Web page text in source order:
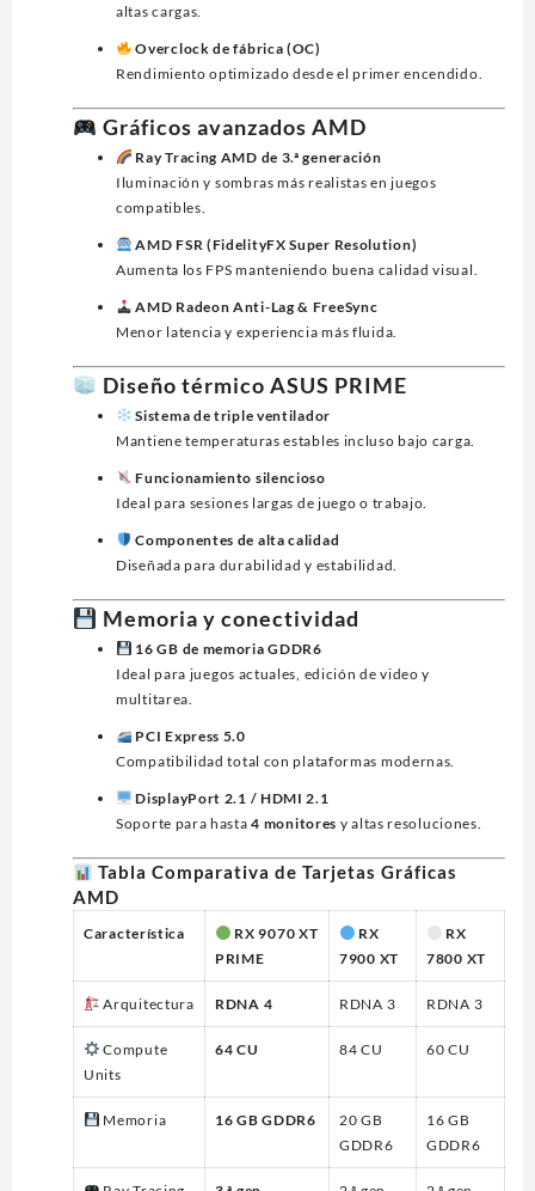
altas cargas.
Overclock de fábrica (OC)
Rendimiento optimizado desde el primer encendido.
Gráficos avanzados AMD
Ray Tracing AMD de 3.ª generación
Iluminación y sombras más realistas en juegos
compatibles.
AMD FSR (FidelityFX Super Resolution)
Aumenta los FPS manteniendo buena calidad visual.
AMD Radeon Anti-Lag & FreeSync
Menor latencia y experiencia más fluida.
Diseño térmico ASUS PRIME
Sistema de triple ventilador
Mantiene temperaturas estables incluso bajo carga.
Funcionamiento silencioso
Ideal para sesiones largas de juego o trabajo.
Componentes de alta calidad
Diseñada para durabilidad y estabilidad.
Memoria y conectividad
16 GB de memoria GDDR6
Ideal para juegos actuales, edición de video y
multitarea.
PCI Express 5.0
Compatibilidad total con plataformas modernas.
DisplayPort 2.1 / HDMI 2.1
Soporte para hasta4 monitores y altas resoluciones.
Tabla Comparativa de Tarjetas Gráficas
AMD
Característica
RX 9070 XT
PRIME
RX
7900 XT
RX
7800 XT
Arquitectura RDNA 4 RDNA 3 RDNA 3
Compute
Units
64 CU 84 CU 60 CU
Memoria 16 GB GDDR6
20 GB
GDDR6
16 GB
GDDR6